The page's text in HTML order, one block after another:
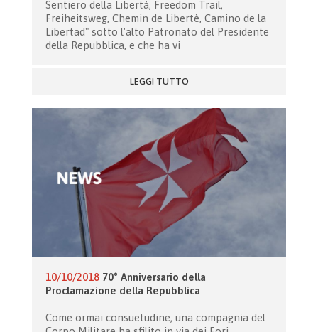
Sentiero della Libertà, Freedom Trail,
Freiheitsweg, Chemin de Libertè, Camino de la
Libertad" sotto l'alto Patronato del Presidente
della Repubblica, e che ha vi
LEGGI TUTTO
10/10/2018 70° Anniversario della
Proclamazione della Repubblica
Come ormai consuetudine, una compagnia del